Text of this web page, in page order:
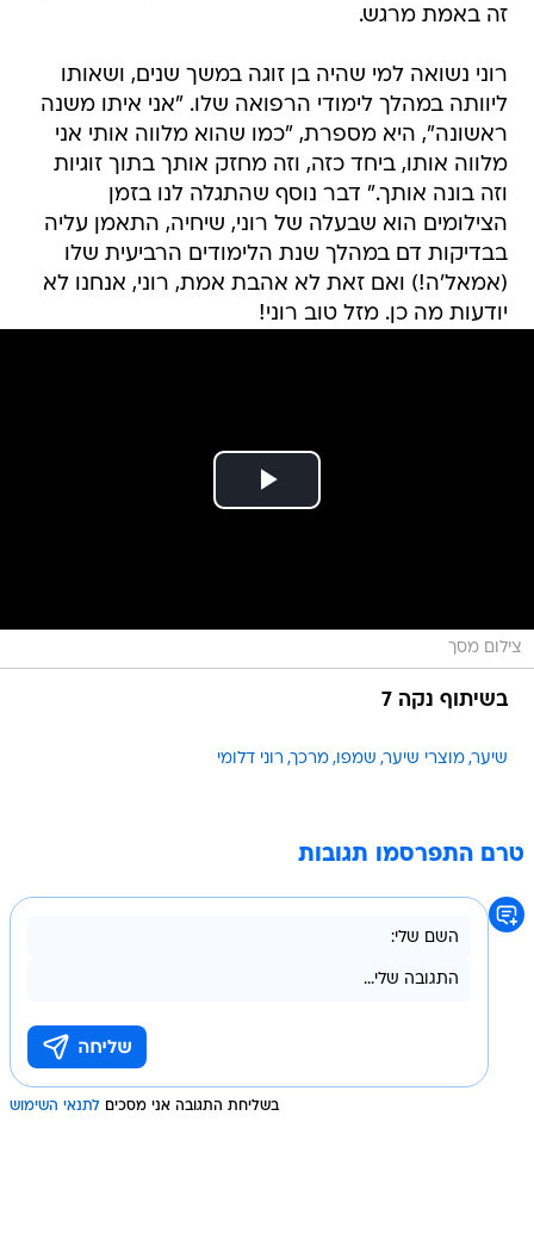
זה באמת מרגש.
רוני נשואה למי שהיה בן זוגה במשך שנים, ושאותו
ליוותה במהלך לימודי הרפואה שלו. "אני איתו משנה
ראשונה", היא מספרת, "כמו שהוא מלווה אותי אני
מלווה אותו, ביחד כזה, וזה מחזק אותך בתוך זוגיות
וזה בונה אותך." דבר נוסף שהתגלה לנו בזמן
הצילומים הוא שבעלה של רוני, שיחיה, התאמן עליה
בבדיקות דם במהלך שנת הלימודים הרביעית שלו
(אמאל'ה!) ואם זאת לא אהבת אמת, רוני, אנחנו לא
יודעות מה כן. מזל טוב רוני!
צילום מסך
בשיתוף נקה 7
שיער מוצרי שיער שמפו מרכך רוני דלומי
טרם התפרסמו תגובות
בשליחת התגובה אני מסכים לתנאי השימוש